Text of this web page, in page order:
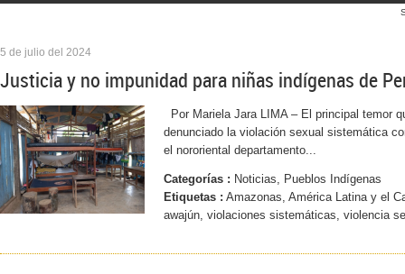
5 de julio del 2024
Justicia y no impunidad para niñas indígenas de
Por Mariela Jara LIMA – El principal temor
denunciado la violación sexual sistemática
el nororiental departamento...
Categorías : Noticias, Pueblos Indígenas
Etiquetas : Amazonas, América Latina y el
awajún, violaciones sistemáticas, violencia